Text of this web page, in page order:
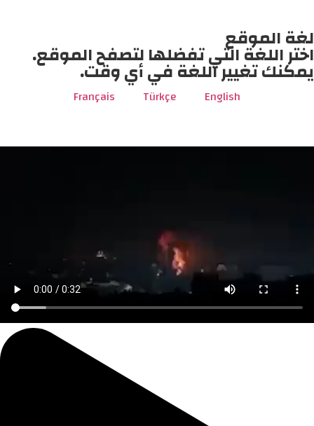
لغة الموقع
اختر اللغة التي تفضلها لتصفح الموقع.
يمكنك تغيير اللغة في أي وقت.
English
Türkçe
Français